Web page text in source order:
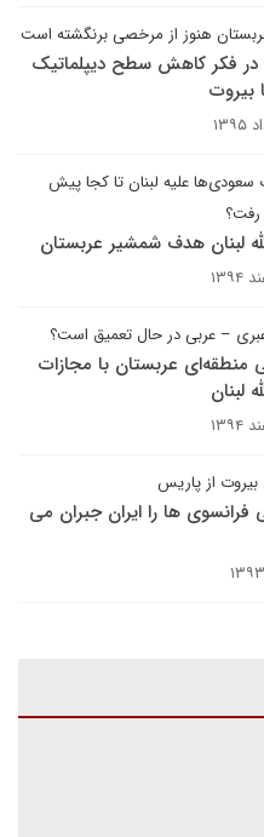
هنوز از مرخصی برنگشته است
فکر کاهش سطح دیپلماتیک
بیروت
سعودی‌ها علیه لبنان تا کجا پیش
لبنان هدف شمشیر عربستان
– عربی در حال تعمیق است؟
منطقه‌ای عربستان با مجازات
لبنان
بیروت از پاریس
فرانسوی ها را ایران جبران می